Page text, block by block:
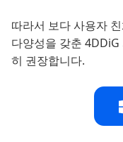
따라서 보다 사용자
다양성을 갖춘
히 권장합니다.